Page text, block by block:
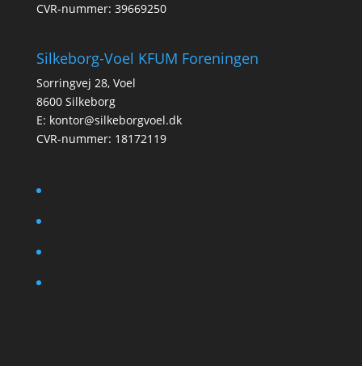
CVR-nummer: 39669250
Silkeborg-Voel KFUM Foreningen
Sorringvej 28, Voel
8600 Silkeborg
E: kontor@silkeborgvoel.dk
CVR-nummer: 18172119